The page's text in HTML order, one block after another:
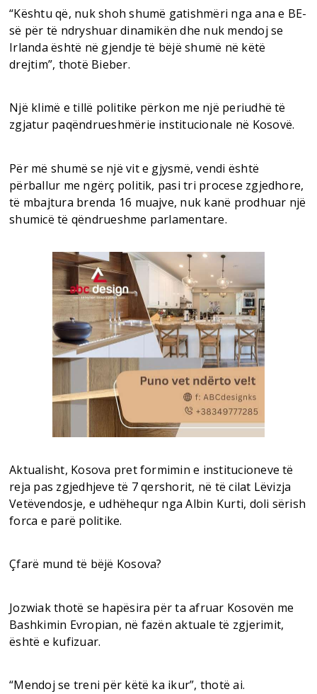
“Kështu që, nuk shoh shumë gatishmëri nga ana e BE-
së për të ndryshuar dinamikën dhe nuk mendoj se
Irlanda është në gjendje të bëjë shumë në këtë
drejtim”, thotë Bieber.
Një klimë e tillë politike përkon me një periudhë të
zgjatur paqëndrueshmërie institucionale në Kosovë.
Për më shumë se një vit e gjysmë, vendi është
përballur me ngërç politik, pasi tri procese zgjedhore,
të mbajtura brenda 16 muajve, nuk kanë prodhuar një
shumicë të qëndrueshme parlamentare.
Aktualisht, Kosova pret formimin e institucioneve të
reja pas zgjedhjeve të 7 qershorit, në të cilat Lëvizja
Vetëvendosje, e udhëhequr nga Albin Kurti, doli sërish
forca e parë politike.
Çfarë mund të bëjë Kosova?
Jozwiak thotë se hapësira për ta afruar Kosovën me
Bashkimin Evropian, në fazën aktuale të zgjerimit,
është e kufizuar.
“Mendoj se treni për këtë ka ikur”, thotë ai.